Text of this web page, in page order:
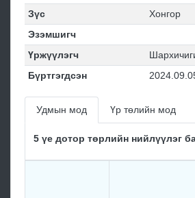
Зүс
Хонгор
Эзэмшигч
Үржүүлэгч
Бүртгэгдсэн
Удмын мод Үр төлийн мод
5 үе дотор төрлийн нийлүүлэг